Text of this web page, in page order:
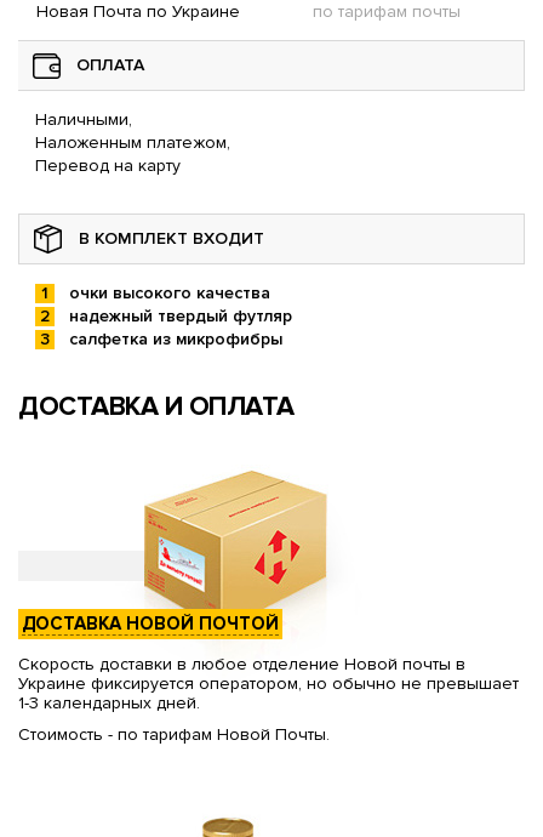
Новая Почта по Украине по тарифам почты
ОПЛАТА
Наличными,
Наложенным платежом,
Перевод на карту
В КОМПЛЕКТ ВХОДИТ
очки высокого качества
надежный твердый футляр
салфетка из микрофибры
ДОСТАВКА И ОПЛАТА
ДОСТАВКА НОВОЙ ПОЧТОЙ
Скорость доставки в любое отделение Новой почты в
Украине фиксируется оператором, но обычно не превышает
1-3 календарных дней.
Стоимость - по тарифам Новой Почты.